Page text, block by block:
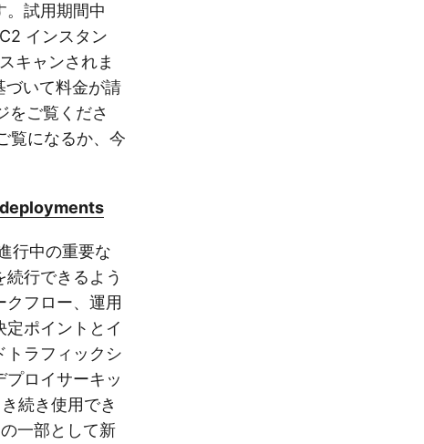
。試用期間中
インスタン
キャンされま
いて料金が請
をご覧くださ
覧になるか、今
行中の重要な
行できるよう
フロー、運用
ポイントとイ
トラフィックシ
ロイサーキッ
続き使用でき
一部として新